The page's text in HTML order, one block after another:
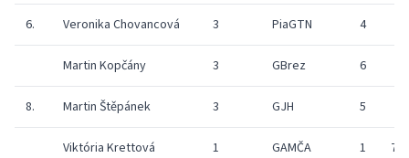
6. Veronika Chovancová 3 PiaGTN 4
Martin Kopčány 3 GBrez 6
8. Martin Štěpánek 3 GJH 5
Viktória Krettová 1 GAMČA 1 7